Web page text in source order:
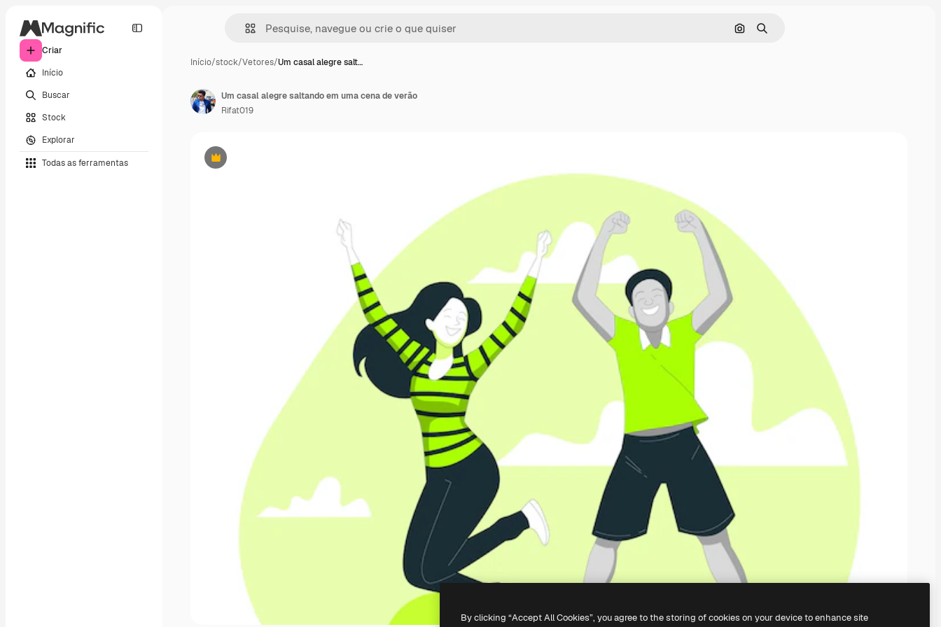
Criar
Início
Buscar
Stock
Explorar
Todas as ferramentas
Pesquisar por imagem
Buscar
Início/stock/Vetores/Um casal alegre salt…
Premium
Um casal alegre saltando em uma cena de verão
Rifat019
By clicking “Accept All Cookies”, you agree to the storing of cookies on your device to enhance site